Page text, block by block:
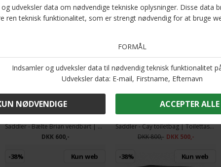
Saddler - Bælte Brian vendbart | Bælte Sort & Brun
DKK 600,-
-38% Kun web
Saddler - Cay toiletbag | Toilettaske Midbrown
DKK 800,- DKK 500,-
-38% Kun web -38% Kun web